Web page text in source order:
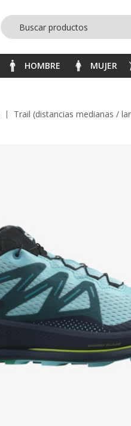
HOMBRE MUJER
trail (distancias medianas /